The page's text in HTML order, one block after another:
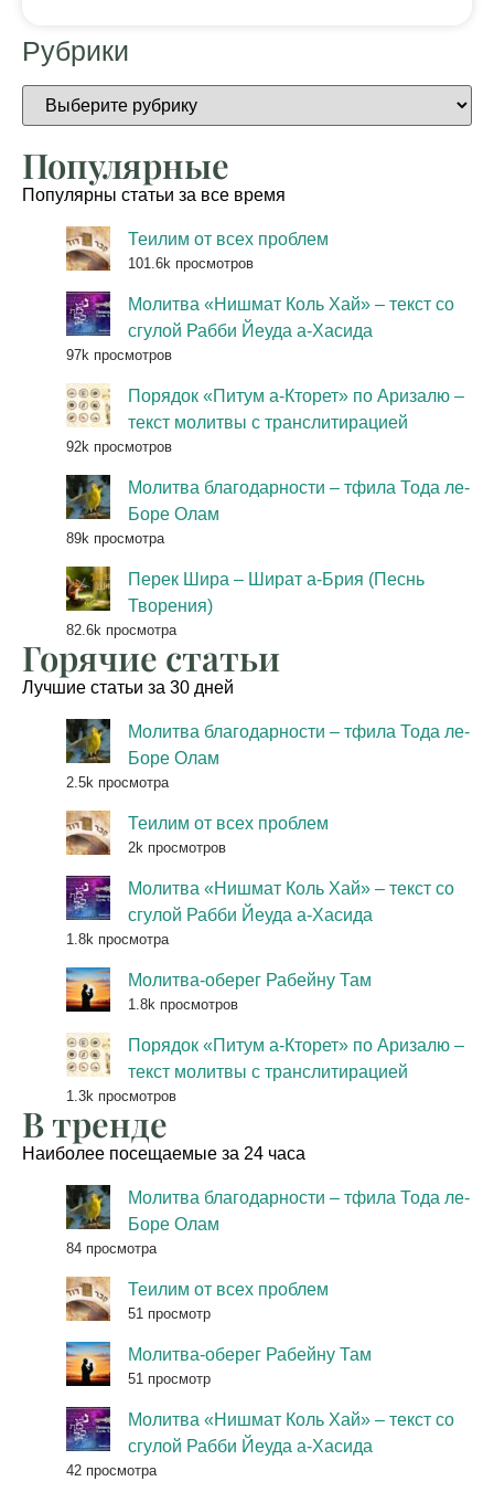
Рубрики
Популярные
Популярны статьи за все время
Теилим от всех проблем
101.6k просмотров
Молитва «Нишмат Коль Хай» – текст со
сгулой Рабби Йеуда а-Хасида
97k просмотров
Порядок «Питум а-Кторет» по Аризалю –
текст молитвы с транслитирацией
92k просмотров
Молитва благодарности – тфила Тода ле-
Боре Олам
89k просмотра
Перек Шира – Шират а-Брия (Песнь
Творения)
82.6k просмотра
Горячие статьи
Лучшие статьи за 30 дней
Молитва благодарности – тфила Тода ле-
Боре Олам
2.5k просмотра
Теилим от всех проблем
2k просмотров
Молитва «Нишмат Коль Хай» – текст со
сгулой Рабби Йеуда а-Хасида
1.8k просмотра
Молитва-оберег Рабейну Там
1.8k просмотров
Порядок «Питум а-Кторет» по Аризалю –
текст молитвы с транслитирацией
1.3k просмотров
В тренде
Наиболее посещаемые за 24 часа
Молитва благодарности – тфила Тода ле-
Боре Олам
84 просмотра
Теилим от всех проблем
51 просмотр
Молитва-оберег Рабейну Там
51 просмотр
Молитва «Нишмат Коль Хай» – текст со
сгулой Рабби Йеуда а-Хасида
42 просмотра